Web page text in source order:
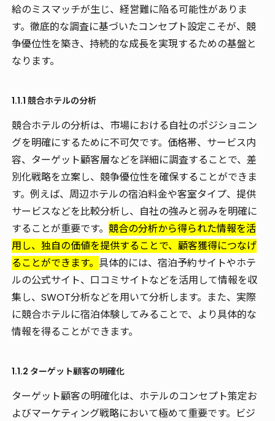
給のミスマッチが生じ、経営難に陥る可能性がありま
す。徹底的な調査に基づいたコンセプト設定こそが、競
争優位性を築き、持続的な成長を実現するための基盤と
なります。
1.1.1 競合ホテルの分析
競合ホテルの分析は、市場における自社のポジショニン
グを明確にするために不可欠です。価格帯、サービス内
容、ターゲット顧客層などを詳細に調査することで、差
別化戦略を立案し、競争優位性を確保することができま
す。例えば、周辺ホテルの宿泊料金や客室タイプ、提供
サービスなどを比較分析し、自社の強みと弱みを明確に
することが重要です。 競合の分析から得られた情報を活
用し、独自の価値を提供することで、顧客獲得につなげ
ることができます。 具体的には、宿泊予約サイトやホテ
ルの公式サイト、口コミサイトなどを活用して情報を収
集し、SWOT分析などを用いて分析します。また、実際
に競合ホテルに宿泊体験してみることで、より具体的な
情報を得ることができます。
1.1.2 ターゲット顧客の明確化
ターゲット顧客の明確化は、ホテルのコンセプト策定お
よびマーケティング戦略において極めて重要です。ビジ